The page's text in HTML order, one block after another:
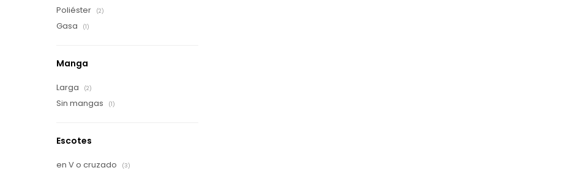
Poliéster (2)
Gasa (1)
Manga
Larga (2)
Sin mangas (1)
Escotes
en V o cruzado (3)